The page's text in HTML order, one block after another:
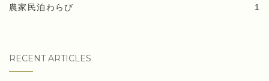
農家民泊わらび 1
RECENT ARTICLES